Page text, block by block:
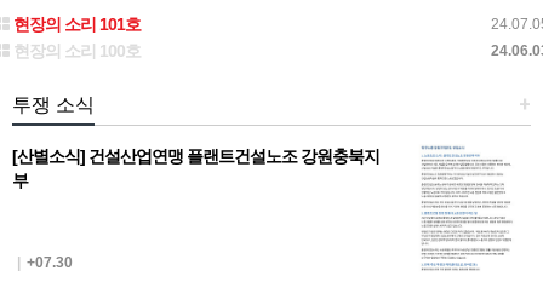
현장의 소리 101호
현장의 소리 100호
+
투쟁 소식
[산별소식] 건설산업연맹 플랜트건설노조 강원충북지
부
| +07.30